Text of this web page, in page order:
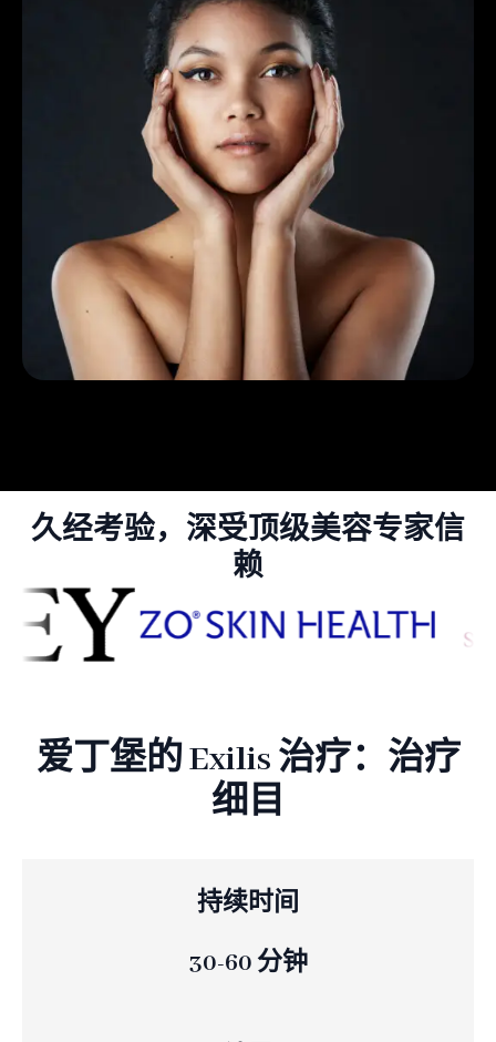
久经考验，深受顶级美容专家信
赖
爱丁堡的 Exilis 治疗：治疗
细目
持续时间
30-60 分钟